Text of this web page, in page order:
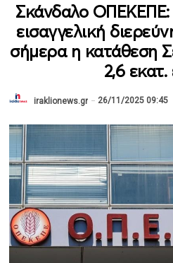
Σκάνδαλο
εισαγγελική
σήμερα η κατάθεση
2,6
iraklionews.gr 26/11/2025 09:45